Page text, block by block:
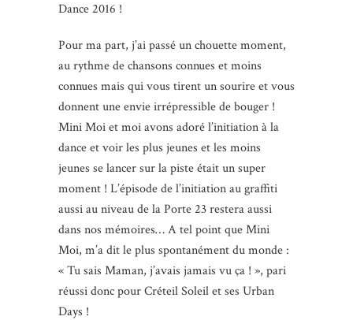
Dance 2016 !
Pour ma part, j’ai passé un chouette moment,
au rythme de chansons connues et moins
connues mais qui vous tirent un sourire et vous
donnent une envie irrépressible de bouger !
Mini Moi et moi avons adoré l’initiation à la
dance et voir les plus jeunes et les moins
jeunes se lancer sur la piste était un super
moment ! L’épisode de l’initiation au graffiti
aussi au niveau de la Porte 23 restera aussi
dans nos mémoires… A tel point que Mini
Moi, m’a dit le plus spontanément du monde :
« Tu sais Maman, j’avais jamais vu ça ! », pari
réussi donc pour Créteil Soleil et ses Urban
Days !